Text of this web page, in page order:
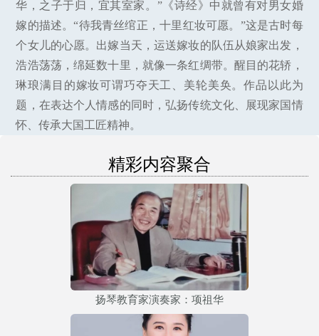
华，之子于归，宜其室家。”《诗经》中就曾有对男女婚
嫁的描述。“待我青丝绾正，十里红妆可愿。”这是古时每
个女儿的心愿。出嫁当天，运送嫁妆的队伍从娘家出发，
浩浩荡荡，绵延数十里，就像一条红绸带。醒目的花轿，
琳琅满目的嫁妆可谓巧夺天工、美轮美奂。作品以此为
题，在表达个人情感的同时，弘扬传统文化、展现家国情
怀、传承大国工匠精神。
精彩内容聚合
扬琴教育家演奏家：项祖华